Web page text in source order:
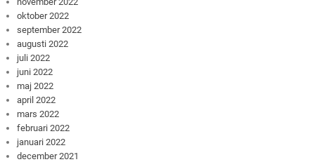
oktober 2022
september 2022
augusti 2022
juli 2022
juni 2022
maj 2022
april 2022
mars 2022
februari 2022
januari 2022
december 2021